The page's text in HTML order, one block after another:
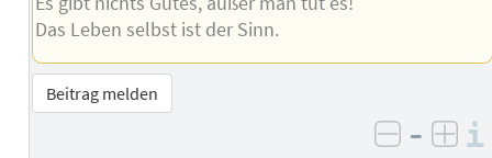
Das Leben selbst ist der Sinn.
Beitrag melden
negativ
–